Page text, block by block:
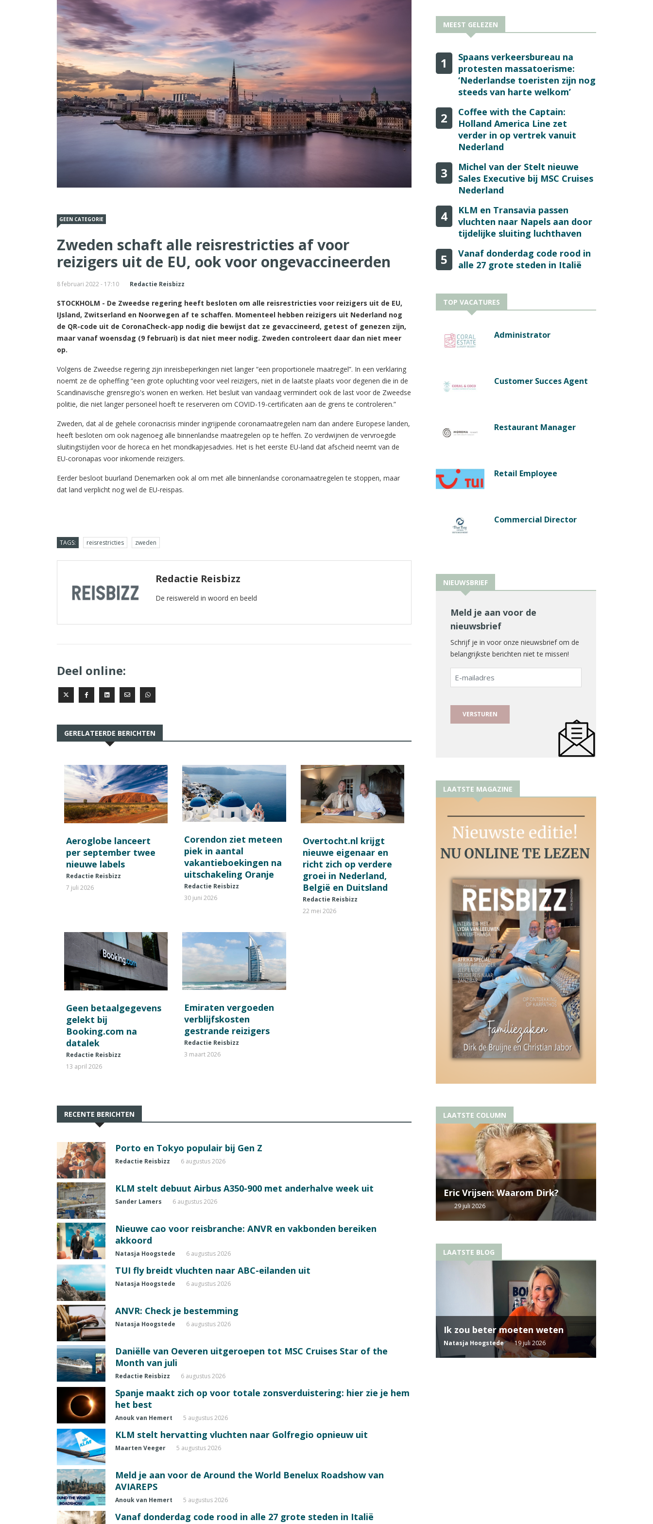
GEEN CATEGORIE
Zweden schaft alle reisrestricties af voor
reizigers uit de EU, ook voor ongevaccineerden
8 februari 2022 - 17:10 Redactie Reisbizz
STOCKHOLM - De Zweedse regering heeft besloten om alle reisrestricties voor reizigers uit de EU,
IJsland, Zwitserland en Noorwegen af te schaffen. Momenteel hebben reizigers uit Nederland nog
de QR-code uit de CoronaCheck-app nodig die bewijst dat ze gevaccineerd, getest of genezen zijn,
maar vanaf woensdag (9 februari) is dat niet meer nodig. Zweden controleert daar dan niet meer
op.
Volgens de Zweedse regering zijn inreisbeperkingen niet langer “een proportionele maatregel”. In een verklaring
noemt ze de opheffing “een grote opluchting voor veel reizigers, niet in de laatste plaats voor degenen die in de
Scandinavische grensregio's wonen en werken. Het besluit van vandaag vermindert ook de last voor de Zweedse
politie, die niet langer personeel hoeft te reserveren om COVID-19-certificaten aan de grens te controleren.”
Zweden, dat al de gehele coronacrisis minder ingrijpende coronamaatregelen nam dan andere Europese landen,
heeft besloten om ook nagenoeg alle binnenlandse maatregelen op te heffen. Zo verdwijnen de vervroegde
sluitingstijden voor de horeca en het mondkapjesadvies. Het is het eerste EU-land dat afscheid neemt van de
EU-coronapas voor inkomende reizigers.
Eerder besloot buurland Denemarken ook al om met alle binnenlandse coronamaatregelen te stoppen, maar
dat land verplicht nog wel de EU-reispas.
TAGS: reisrestricties zweden
Redactie Reisbizz
De reiswereld in woord en beeld
Deel online:
GERELATEERDE BERICHTEN
Aeroglobe lanceert
per september twee
nieuwe labels
Redactie Reisbizz
7 juli 2026
Corendon ziet meteen
piek in aantal
vakantieboekingen na
uitschakeling Oranje
Redactie Reisbizz
30 juni 2026
Overtocht.nl krijgt
nieuwe eigenaar en
richt zich op verdere
groei in Nederland,
België en Duitsland
Redactie Reisbizz
22 mei 2026
Geen betaalgegevens
gelekt bij
Booking.com na
datalek
Redactie Reisbizz
13 april 2026
Emiraten vergoeden
verblijfskosten
gestrande reizigers
Redactie Reisbizz
3 maart 2026
RECENTE BERICHTEN
Porto en Tokyo populair bij Gen Z
Redactie Reisbizz 6 augustus 2026
KLM stelt debuut Airbus A350-900 met anderhalve week uit
Sander Lamers 6 augustus 2026
Nieuwe cao voor reisbranche: ANVR en vakbonden bereiken
akkoord
Natasja Hoogstede 6 augustus 2026
TUI fly breidt vluchten naar ABC-eilanden uit
Natasja Hoogstede 6 augustus 2026
ANVR: Check je bestemming
Natasja Hoogstede 6 augustus 2026
Daniëlle van Oeveren uitgeroepen tot MSC Cruises Star of the
Month van juli
Redactie Reisbizz 6 augustus 2026
Spanje maakt zich op voor totale zonsverduistering: hier zie je hem
het best
Anouk van Hemert 5 augustus 2026
KLM stelt hervatting vluchten naar Golfregio opnieuw uit
Maarten Veeger 5 augustus 2026
Meld je aan voor de Around the World Benelux Roadshow van
AVIAREPS
Anouk van Hemert 5 augustus 2026
Vanaf donderdag code rood in alle 27 grote steden in Italië
MEEST GELEZEN
1
Spaans verkeersbureau na
protesten massatoerisme:
‘Nederlandse toeristen zijn nog
steeds van harte welkom’
2
Coffee with the Captain:
Holland America Line zet
verder in op vertrek vanuit
Nederland
3
Michel van der Stelt nieuwe
Sales Executive bij MSC Cruises
Nederland
4
KLM en Transavia passen
vluchten naar Napels aan door
tijdelijke sluiting luchthaven
5
Vanaf donderdag code rood in
alle 27 grote steden in Italië
TOP VACATURES
Administrator
Customer Succes Agent
Restaurant Manager
Retail Employee
Commercial Director
NIEUWSBRIEF
Meld je aan voor de
nieuwsbrief
Schrijf je in voor onze nieuwsbrief om de
belangrijkste berichten niet te missen!
E-
mailadres
LAATSTE MAGAZINE
LAATSTE COLUMN
Eric Vrijsen: Waarom Dirk?
29 juli 2026
LAATSTE BLOG
Ik zou beter moeten weten
Natasja Hoogstede 19 juli 2026